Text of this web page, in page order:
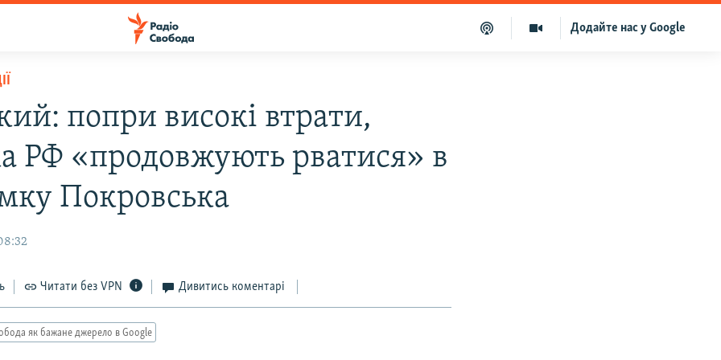
Додайте нас у Google
попри високі втрати,
РФ «продовжують рватися» в
Покровська
Читати без VPN Дивитись коментарі
як бажане джерело в Google